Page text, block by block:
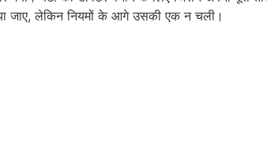
जाए, लेकिन नियमों के आगे उसकी एक न चली।